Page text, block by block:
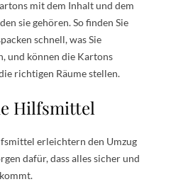
mit dem Inhalt und dem
sie gehören. So finden Sie
schnell, was Sie
und können die Kartons
richtigen Räume stellen.
Hilfsmittel
erleichtern den Umzug
dafür, dass alles sicher und